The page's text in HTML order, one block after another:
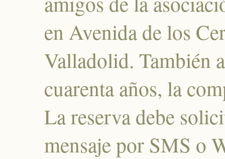
en Avenida de los
Valladolid. También
cuarenta años, la
La reserva debe
mensaje por SMS o